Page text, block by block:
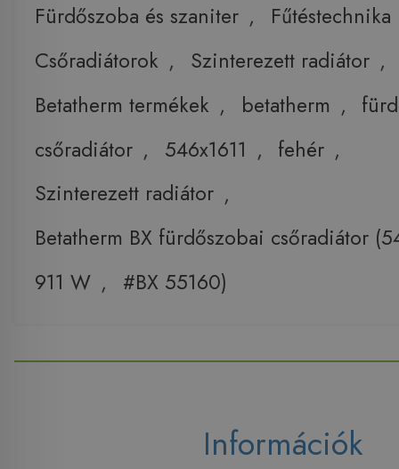
Fürdőszoba és szaniter ,
Fűtéstechnika
Csőradiátorok , Szinterezett radiátor ,
Betatherm termékek , betatherm ,
csőradiátor , 546x1611 , fehér ,
Szinterezett radiátor ,
Betatherm BX fürdőszobai csőradiátor
911 W , #BX 55160)
Információk